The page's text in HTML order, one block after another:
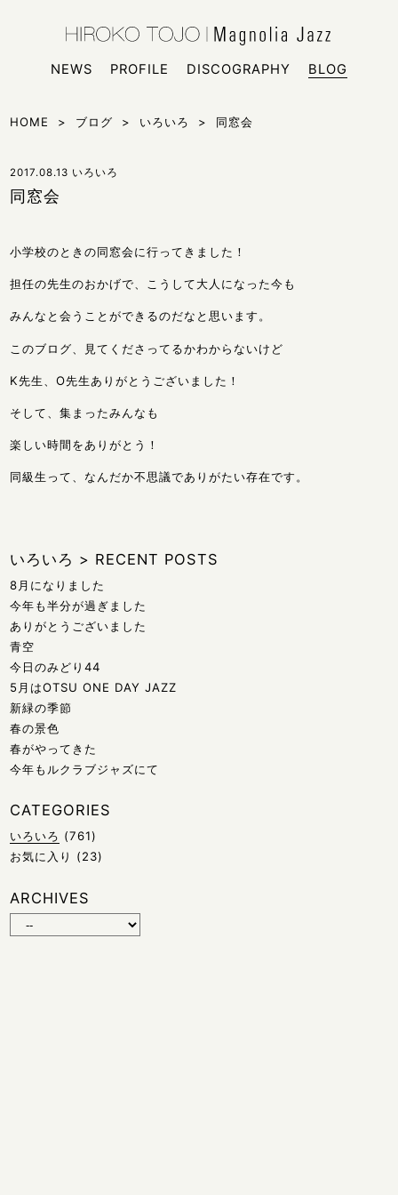
NEWS
PROFILE DISCOGRAPHY BLOG
HOME > ブログ > いろいろ > 同窓会
2017.08.13 いろいろ
同窓会
小学校のときの同窓会に行ってきました！
担任の先生のおかげで、こうして大人になった今も
みんなと会うことができるのだなと思います。
このブログ、見てくださってるかわからないけど
K先生、O先生ありがとうございました！
そして、集まったみんなも
楽しい時間をありがとう！
同級生って、なんだか不思議でありがたい存在です。
いろいろ > RECENT POSTS
8月になりました
今年も半分が過ぎました
ありがとうございました
青空
今日のみどり44
5月はOTSU ONE DAY JAZZ
新緑の季節
春の景色
春がやってきた
今年もルクラブジャズにて
CATEGORIES
いろいろ (761)
お気に入り
(23)
ARCHIVES